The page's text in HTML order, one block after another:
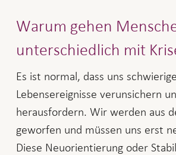
Warum gehen
unterschiedlich mit
Es ist normal, dass uns schwierige
Lebensereignisse verunsichern
herausfordern. Wir werden aus
geworfen und müssen uns erst
Diese Neuorientierung oder